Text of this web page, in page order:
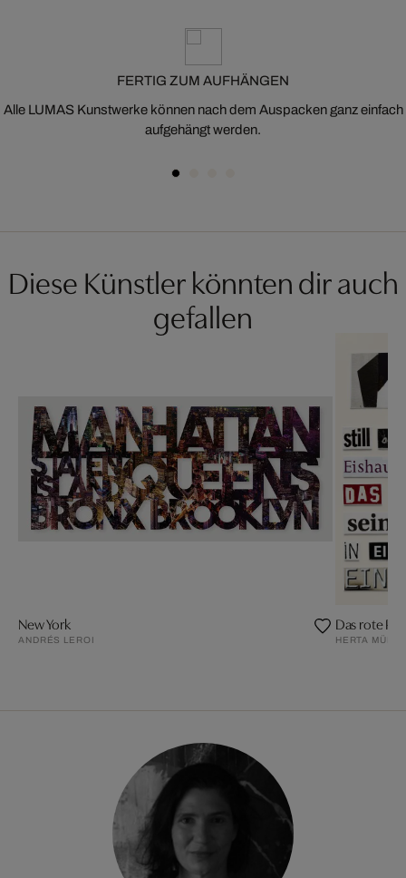
FERTIG ZUM AUFHÄNGEN
Alle LUMAS Kunstwerke können nach dem Auspacken ganz einfach
aufgehängt werden.
Diese Künstler könnten dir auch
gefallen
New York
ANDRÉS LEROI
Das rote
HERTA